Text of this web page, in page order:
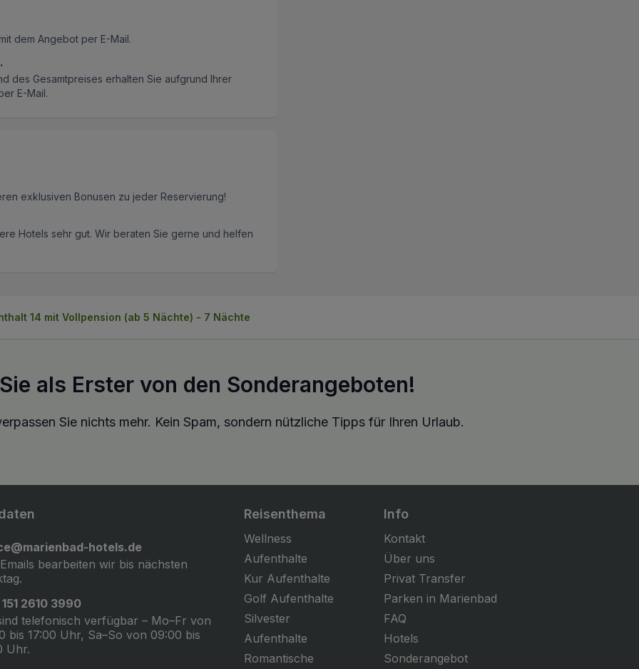
dem Angebot per E-Mail.
des Gesamtpreises erhalten Sie aufgrund Ihrer
E-Mail.
exklusiven Bonusen zu jeder Reservierung!
Hotels sehr gut. Wir beraten Sie gerne und helfen
14 mit Vollpension (ab 5 Nächte) - 7 Nächte
als Erster von den Sonderangeboten!
Sie nichts mehr. Kein Spam, sondern nützliche Tipps für Ihren Urlaub.
hotels.de
bearbeiten wir bis nächsten
2610 3990
telefonisch verfügbar – Mo–Fr von
bis 17:00 Uhr, Sa–So von 09:00 bis
Uhr.
Reisenthema
Wellness
Aufenthalte
Kur Aufenthalte
Golf Aufenthalte
Silvester
Aufenthalte
Romantische
Info
Kontakt
Über uns
Privat Transfer
Parken in Marienbad
FAQ
Hotels
Sonderangebot